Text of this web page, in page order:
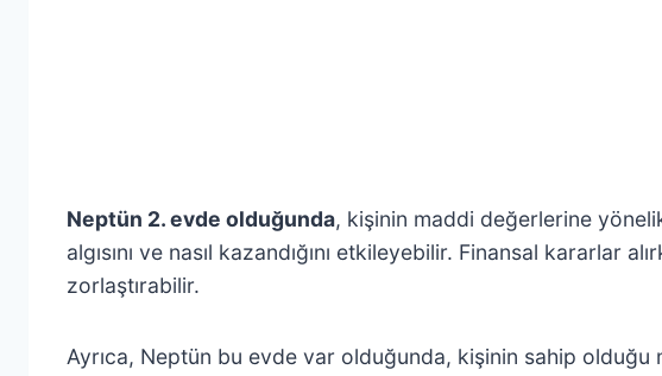
Neptün 2. evde olduğunda, kişinin maddi değerlerine
algısını ve nasıl kazandığını etkileyebilir. Finansal
zorlaştırabilir.
Ayrıca, Neptün bu evde var olduğunda, kişinin sahip